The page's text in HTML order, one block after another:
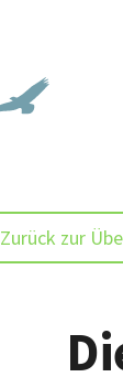
Zurück zur